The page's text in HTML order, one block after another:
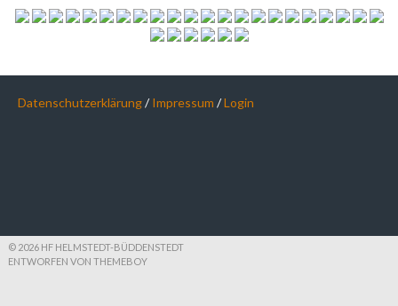
Datenschutzerklärung/Impressum /Login
© 2026 HF HELMSTEDT-BÜDDENSTEDT
ENTWORFEN VON THEMEBOY